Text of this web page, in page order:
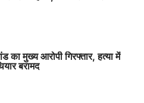
का मुख्य आरोपी गिरफ्तार, हत्या में
बरामद